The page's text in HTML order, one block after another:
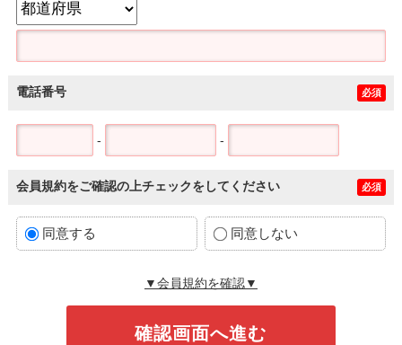
電話番号 必須
- -
会員規約をご確認の上チェックをしてください 必須
同意する 同意しない
▼会員規約を確認▼